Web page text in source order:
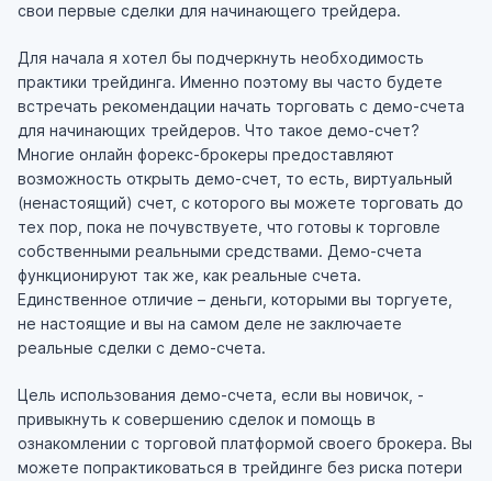
свои первые сделки для начинающего трейдера.
Для начала я хотел бы подчеркнуть необходимость
практики трейдинга. Именно поэтому вы часто будете
встречать рекомендации начать торговать с демо-счета
для начинающих трейдеров. Что такое демо-счет?
Многие онлайн форекс-брокеры предоставляют
возможность открыть демо-счет, то есть, виртуальный
(ненастоящий) счет, с которого вы можете торговать до
тех пор, пока не почувствуете, что готовы к торговле
собственными реальными средствами. Демо-счета
функционируют так же, как реальные счета.
Единственное отличие – деньги, которыми вы торгуете,
не настоящие и вы на самом деле не заключаете
реальные сделки с демо-счета.
Цель использования демо-счета, если вы новичок, -
привыкнуть к совершению сделок и помощь в
ознакомлении с торговой платформой своего брокера. Вы
можете попрактиковаться в трейдинге без риска потери